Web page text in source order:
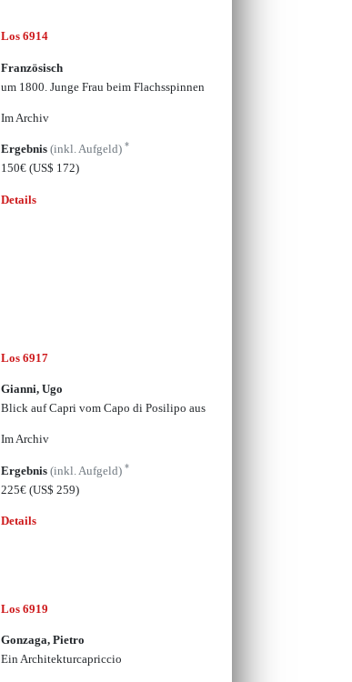
Los 6914
Französisch
um 1800. Junge Frau beim Flachsspinnen
Im Archiv
Ergebnis (inkl. Aufgeld) *
150€ (US$ 172)
Details
Los 6917
Gianni, Ugo
Blick auf Capri vom Capo di Posilipo aus
Im Archiv
Ergebnis (inkl. Aufgeld) *
225€ (US$ 259)
Details
Los 6919
Gonzaga, Pietro
Ein Architekturcapriccio